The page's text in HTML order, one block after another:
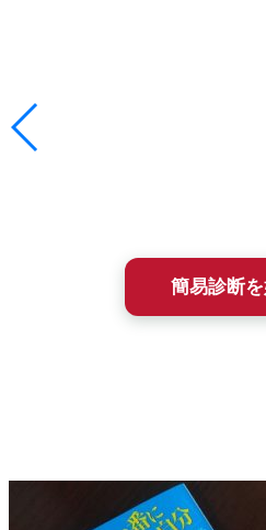
この入塾簡易診断は、あなた（
って、石井塾が選択肢になりう
ためのものです。
簡易診断